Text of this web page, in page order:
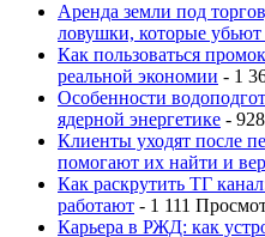
Аренда земли под
ловушки, которые
Как пользоваться
реальной экономии - 1
Особенности
ядерной энергетике -
Клиенты уходят после
помогают их найти и
Как раскрутить ТГ
работают - 1 111
Карьера в РЖД: как